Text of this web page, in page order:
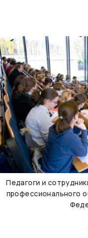
Педагоги и
профессионального